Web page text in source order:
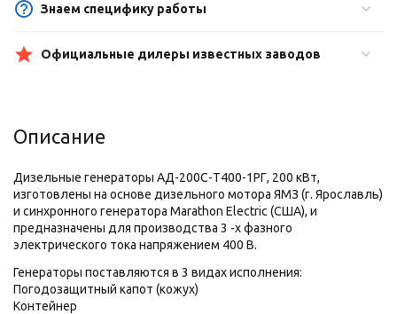
Знаем специфику работы
Официальные дилеры известных заводов
Описание
Дизельные генераторы АД-200С-Т400-1РГ, 200 кВт,
изготовлены на основе дизельного мотора ЯМЗ (г. Ярославль)
и синхронного генератора Marathon Electric (США), и
предназначены для производства 3 -х фазного
электрического тока напряжением 400 В.
Генераторы поставляются в 3 видах исполнения:
Погодозащитный капот (кожух)
Контейнер